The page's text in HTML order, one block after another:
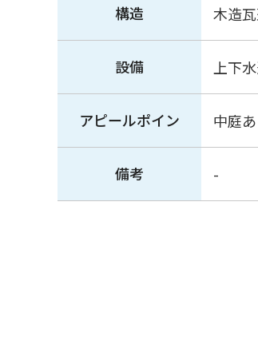
構造 木造
設備 上下
アピールポイン 中庭
備考 -